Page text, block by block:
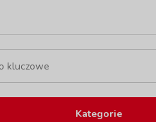
Kategorie